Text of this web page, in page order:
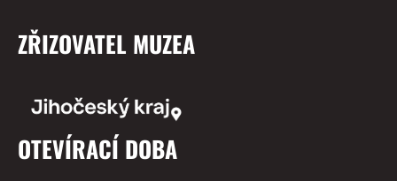
ZŘIZOVATEL MUZEA
OTEVÍRACÍ DOBA